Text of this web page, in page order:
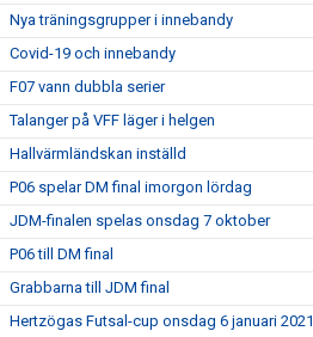
Nya träningsgrupper i innebandy
Covid-19 och innebandy
F07 vann dubbla serier
Talanger på VFF läger i helgen
Hallvärmländskan inställd
P06 spelar DM final imorgon lördag
JDM-finalen spelas onsdag 7 oktober
P06 till DM final
Grabbarna till JDM final
Hertzögas Futsal-cup onsdag 6 januari 2021